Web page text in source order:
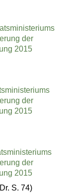
der
2015
der
2015
der
2015
S. 74)